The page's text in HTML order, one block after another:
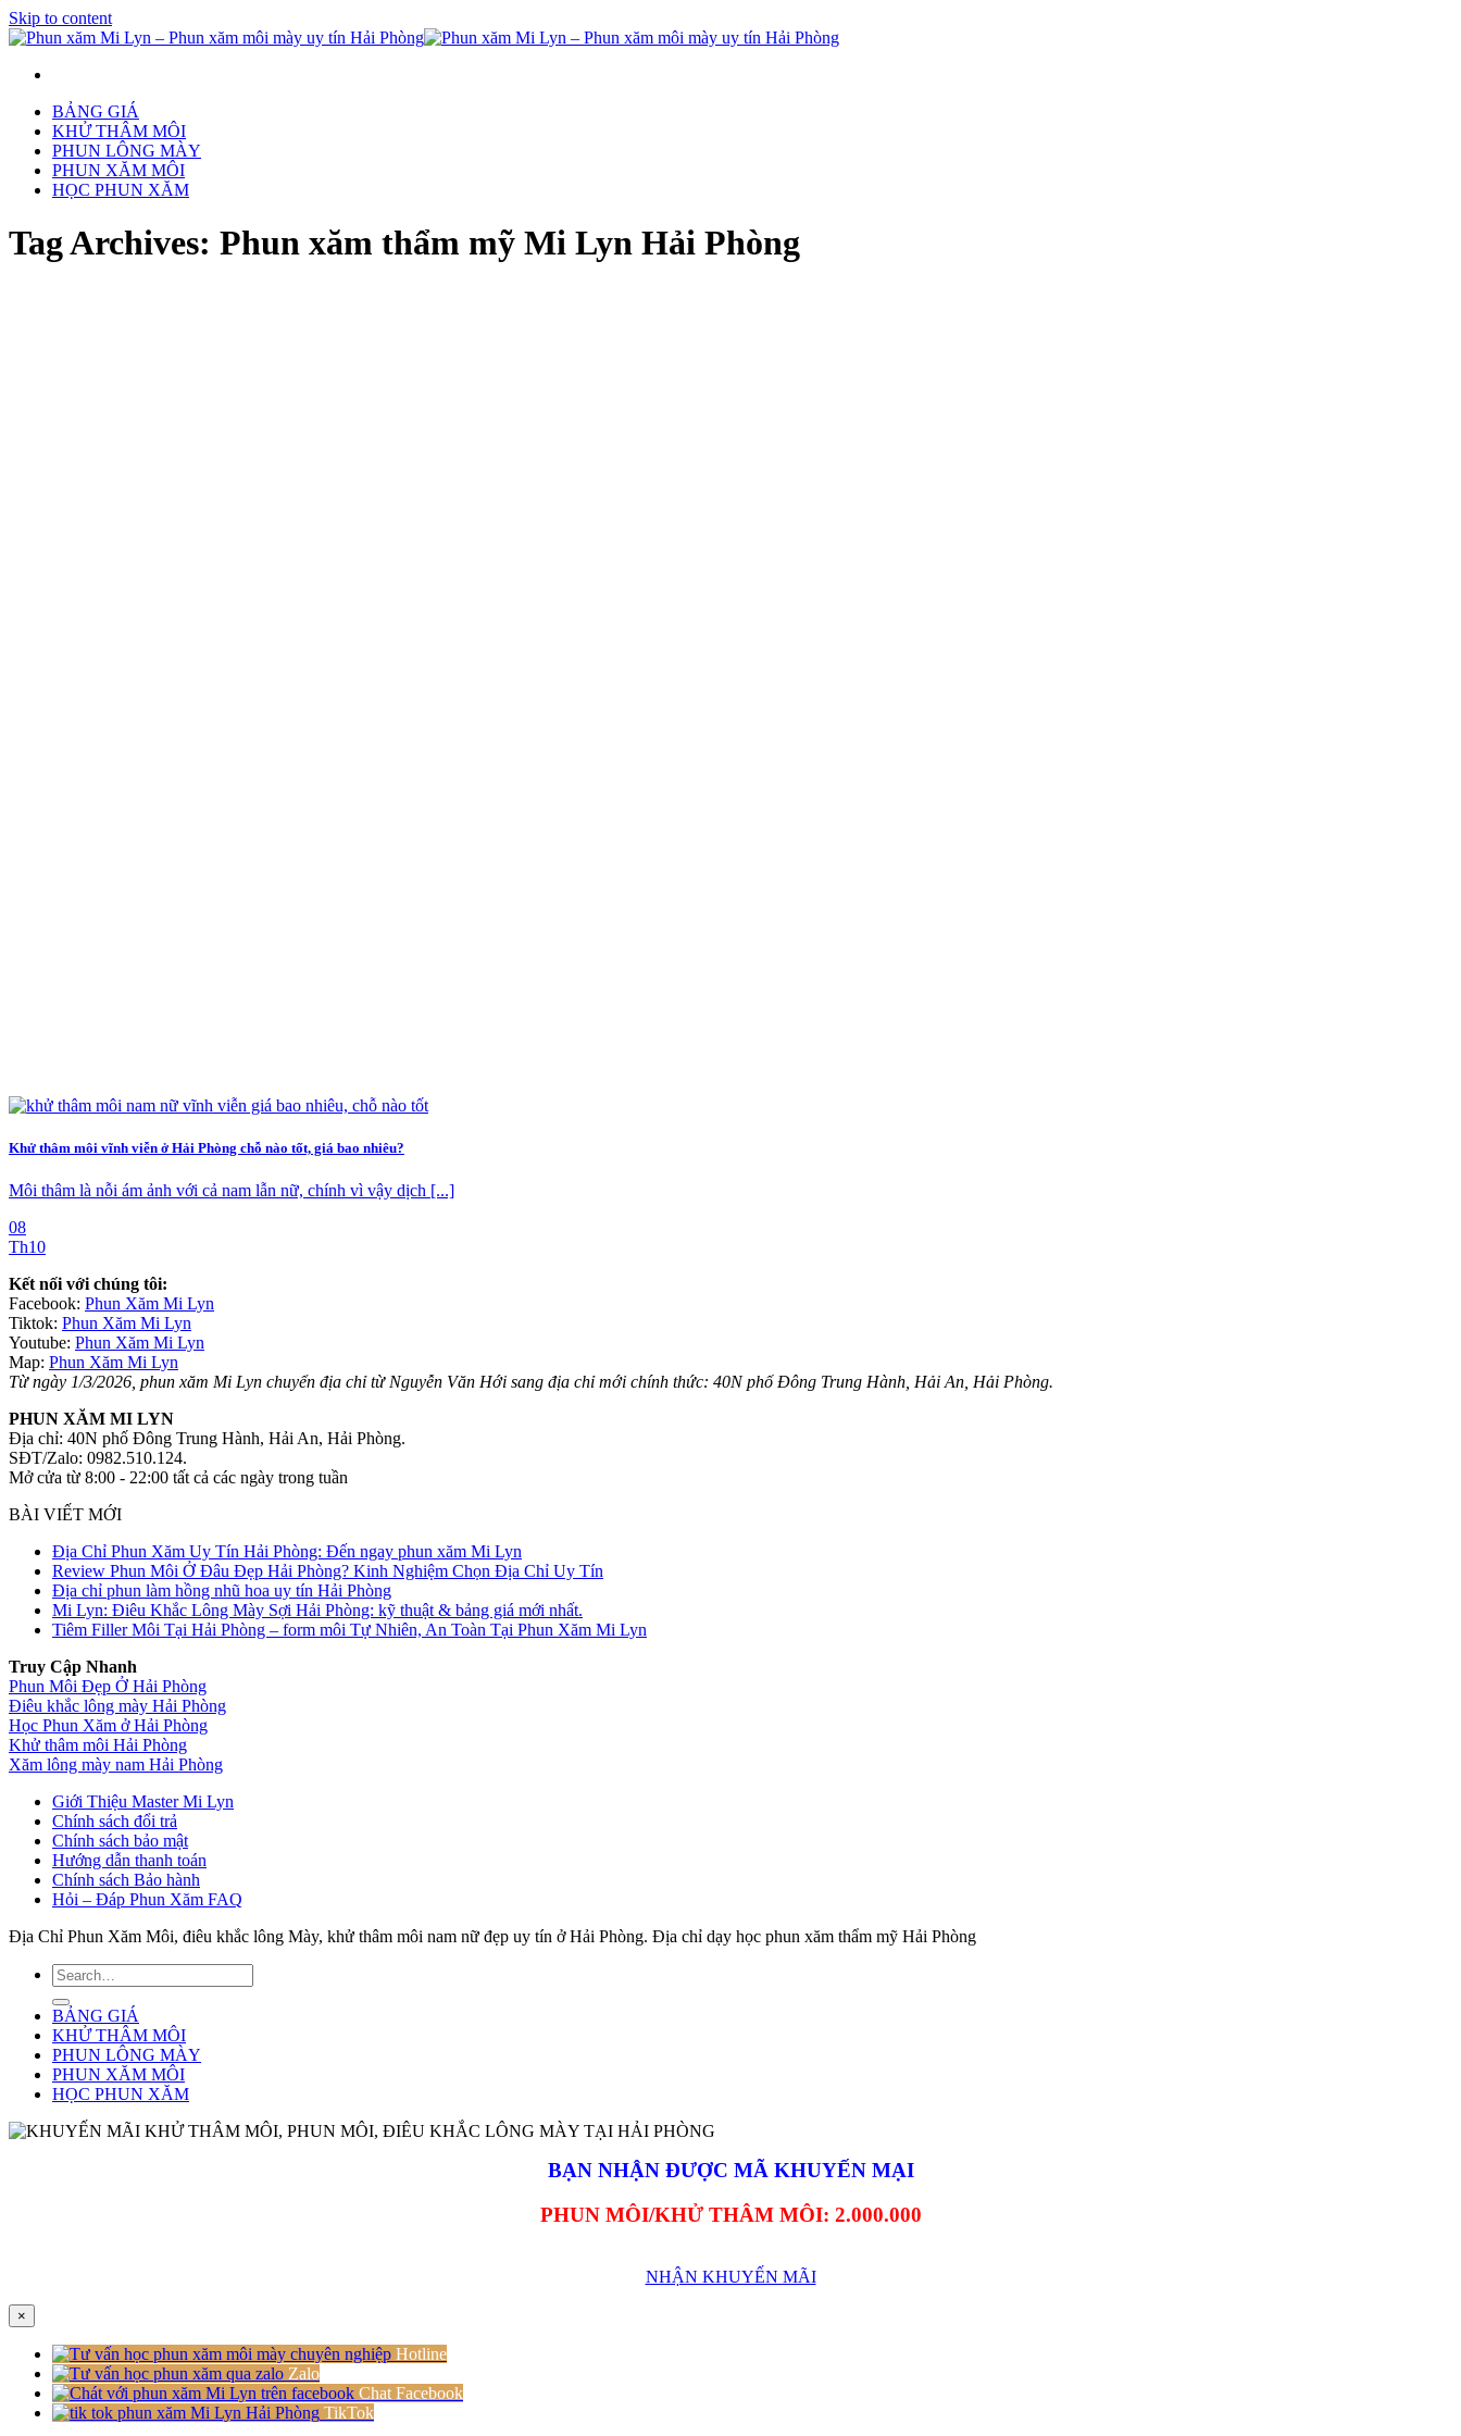
Skip to content
BẢNG GIÁ
KHỬ THÂM MÔI
PHUN LÔNG MÀY
PHUN XĂM MÔI
HỌC PHUN XĂM
Tag Archives: Phun xăm thẩm mỹ Mi Lyn Hải Phòng
Khử thâm môi vĩnh viễn ở Hải Phòng chỗ nào tốt, giá bao nhiêu?
Môi thâm là nỗi ám ảnh với cả nam lẫn nữ, chính vì vậy dịch [...]
08
Th10
Kết nối với chúng tôi:
Facebook: Phun Xăm Mi Lyn
Tiktok: Phun Xăm Mi Lyn
Youtube: Phun Xăm Mi Lyn
Map: Phun Xăm Mi Lyn
Từ ngày 1/3/2026, phun xăm Mi Lyn chuyển địa chỉ từ Nguyễn Văn Hới sang địa chỉ mới chính thức: 40N phố Đông Trung Hành, Hải An, Hải Phòng.
PHUN XĂM MI LYN
Địa chỉ: 40N phố Đông Trung Hành, Hải An, Hải Phòng.
SĐT/Zalo: 0982.510.124.
Mở cửa từ 8:00 - 22:00 tất cả các ngày trong tuần
BÀI VIẾT MỚI
Địa Chỉ Phun Xăm Uy Tín Hải Phòng: Đến ngay phun xăm Mi Lyn
Review Phun Môi Ở Đâu Đẹp Hải Phòng? Kinh Nghiệm Chọn Địa Chỉ Uy Tín
Địa chỉ phun làm hồng nhũ hoa uy tín Hải Phòng
Mi Lyn: Điêu Khắc Lông Mày Sợi Hải Phòng: kỹ thuật & bảng giá mới nhất.
Tiêm Filler Môi Tại Hải Phòng – form môi Tự Nhiên, An Toàn Tại Phun Xăm Mi Lyn
Truy Cập Nhanh
Phun Môi Đẹp Ở Hải Phòng
Điêu khắc lông mày Hải Phòng
Học Phun Xăm ở Hải Phòng
Khử thâm môi Hải Phòng
Xăm lông mày nam Hải Phòng
Giới Thiệu Master Mi Lyn
Chính sách đổi trả
Chính sách bảo mật
Hướng dẫn thanh toán
Chính sách Bảo hành
Hỏi – Đáp Phun Xăm FAQ
Địa Chỉ Phun Xăm Môi, điêu khắc lông Mày, khử thâm môi nam nữ đẹp uy tín ở Hải Phòng. Địa chỉ dạy học phun xăm thẩm mỹ Hải Phòng
BẢNG GIÁ
KHỬ THÂM MÔI
PHUN LÔNG MÀY
PHUN XĂM MÔI
HỌC PHUN XĂM
BẠN NHẬN ĐƯỢC MÃ KHUYẾN MẠI
PHUN MÔI/KHỬ THÂM MÔI: 2.000.000
NHẬN KHUYẾN MÃI
×
Hotline
Zalo
Chat Facebook
TikTok